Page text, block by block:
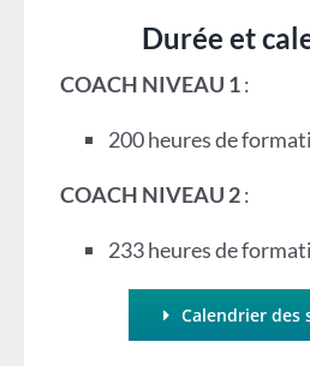
Durée et
COACH NIVEAU 1:
200 heures de
COACH NIVEAU 2:
233 heures de
Calendrier des